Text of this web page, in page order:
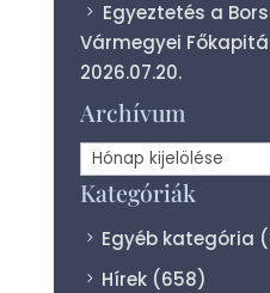
Egyeztetés a
Vármegyei
2026.07.20.
Archívum
Archívum
Kategóriák
Egyéb kategória
Hírek (658)